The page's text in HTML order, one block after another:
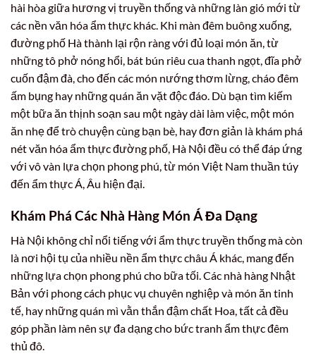
hài hòa giữa hương vị truyền thống và những làn gió mới từ
các nền văn hóa ẩm thực khác. Khi màn đêm buông xuống,
đường phố Hà thành lại rộn ràng với đủ loại món ăn, từ
những tô phở nóng hổi, bát bún riêu cua thanh ngọt, đĩa phở
cuốn đậm đà, cho đến các món nướng thơm lừng, cháo đêm
ấm bụng hay những quán ăn vặt độc đáo. Dù bạn tìm kiếm
một bữa ăn thịnh soạn sau một ngày dài làm việc, một món
ăn nhẹ để trò chuyện cùng bạn bè, hay đơn giản là khám phá
nét văn hóa ẩm thực đường phố, Hà Nội đều có thể đáp ứng
với vô vàn lựa chọn phong phú, từ món Việt Nam thuần túy
đến ẩm thực Á, Âu hiện đại.
Khám Phá Các Nhà Hàng Món Á Đa Dạng
Hà Nội không chỉ nổi tiếng với ẩm thực truyền thống mà còn
là nơi hội tụ của nhiều nền ẩm thực châu Á khác, mang đến
những lựa chọn phong phú cho bữa tối. Các nhà hàng Nhật
Bản với phong cách phục vụ chuyên nghiệp và món ăn tinh
tế, hay những quán mì vằn thắn đậm chất Hoa, tất cả đều
góp phần làm nên sự đa dạng cho bức tranh ẩm thực đêm
thủ đô.